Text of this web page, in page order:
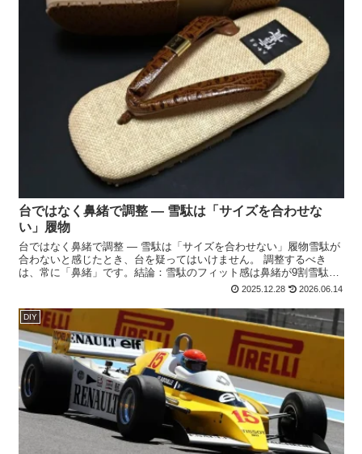
台ではなく鼻緒で調整 ― 雪駄は「サイズを合わせな
い」履物
台ではなく鼻緒で調整 ― 雪駄は「サイズを合わせない」履物雪駄が
合わないと感じたとき、台を疑ってはいけません。 調整するべき
は、常に「鼻緒」です。結論：雪駄のフィット感は鼻緒が9割雪駄に
おいて、・ 台＝構造・ 鼻緒＝調整機構 です。台は、 ...
2025.12.28 2026.06.14
DIY